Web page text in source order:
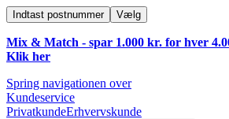
Indtast postnummer Vælg
Mix & Match - spar 1.000 kr. for hver
Klik her
Spring navigationen over
Kundeservice
PrivatkundeErhvervskunde